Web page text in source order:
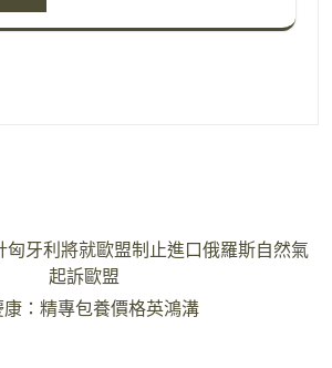
匈牙利將就歐盟制止進口俄羅斯自然氣
起訴歐盟
康：精專包養價格英鴻溝